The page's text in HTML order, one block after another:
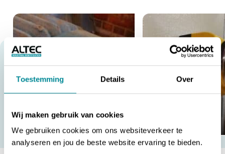
Toestemming Details Over
Wij maken gebruik van cookies
We gebruiken cookies om ons websiteverkeer te
analyseren en jou de beste website ervaring te bieden.